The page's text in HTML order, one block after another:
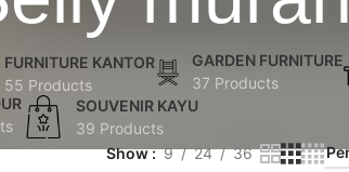
FURNITURE KANTOR
55 Products
GARDEN FURNITURE
37 Products
SOUVENIR KAYU
39 Products
Show 9 24 36